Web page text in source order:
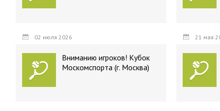
02 июля 2026
Вниманию игроков! Кубок
Москомспорта (г. Москва)
21 мая